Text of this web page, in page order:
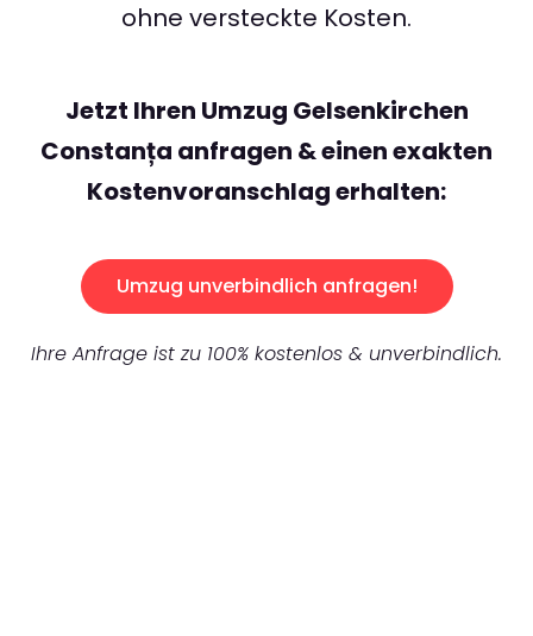
ohne versteckte Kosten.
Jetzt Ihren Umzug Gelsenkirchen
Constanța anfragen & einen exakten
Kostenvoranschlag erhalten:
Umzug unverbindlich anfragen!
Ihre Anfrage ist zu 100% kostenlos & unverbindlich.